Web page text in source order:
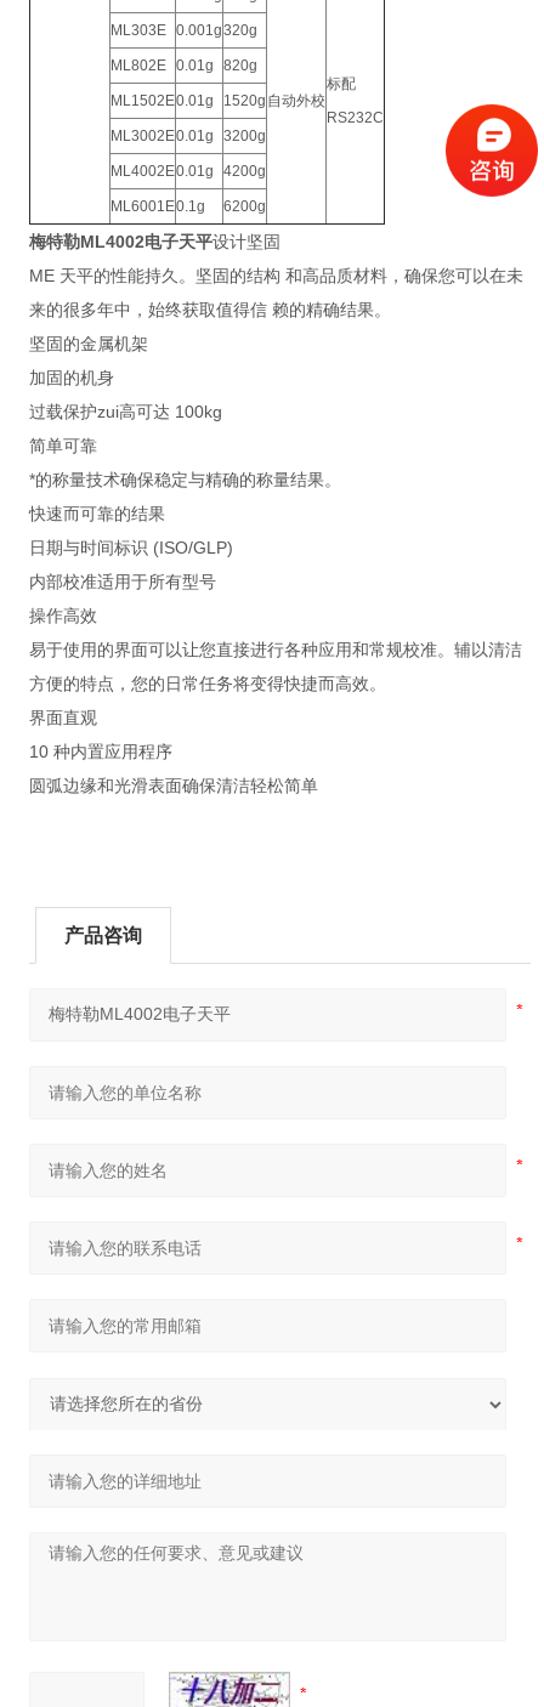
自动外校
标配
RS232C
ML303E 0.001g320g
ML802E 0.01g 820g
ML1502E0.01g 1520g
ML3002E0.01g 3200g
ML4002E0.01g 4200g
ML6001E0.1g 6200g
梅特勒ML4002电子天平设计坚固
ME 天平的性能持久。坚固的结构 和高品质材料，确保您可以在未
来的很多年中，始终获取值得信 赖的精确结果。
坚固的金属机架
加固的机身
过载保护zui高可达 100kg
简单可靠
*的称量技术确保稳定与精确的称量结果。
快速而可靠的结果
日期与时间标识 (ISO/GLP)
内部校准适用于所有型号
操作高效
易于使用的界面可以让您直接进行各种应用和常规校准。辅以清洁
方便的特点，您的日常任务将变得快捷而高效。
界面直观
10 种内置应用程序
圆弧边缘和光滑表面确保清洁轻松简单
产品咨询